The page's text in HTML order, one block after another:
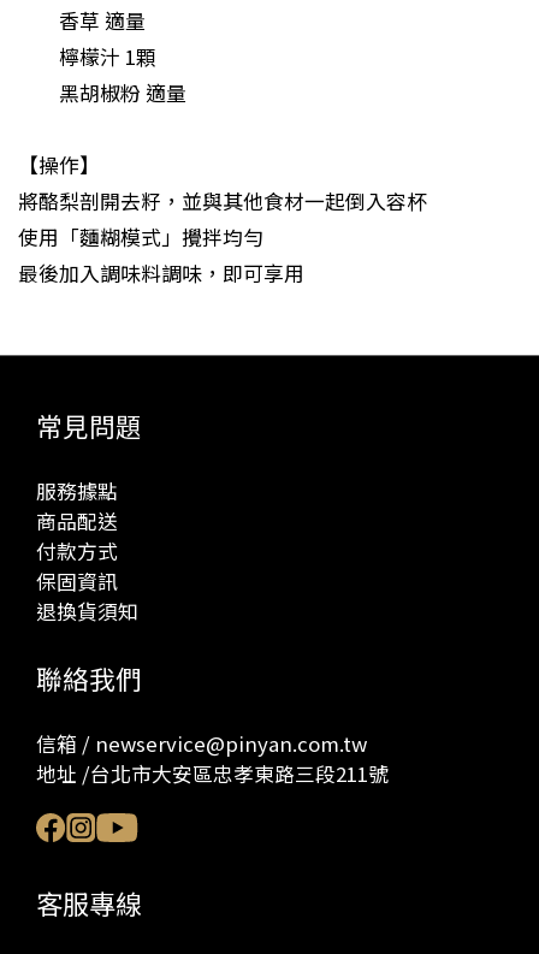
香草 適量
檸檬汁 1顆
黑胡椒粉 適量
【操作】
將酪梨剖開去籽，並與其他食材一起倒入容杯
使用「麵糊模式」攪拌均勻
最後加入調味料調味，即可享用
常見問題
服務據點
商品配送
付款方式
保固資訊
退換貨須知
聯絡我們
信箱 / newservice@pinyan.com.tw
地址 /台北市大安區忠孝東路三段211號
客服專線